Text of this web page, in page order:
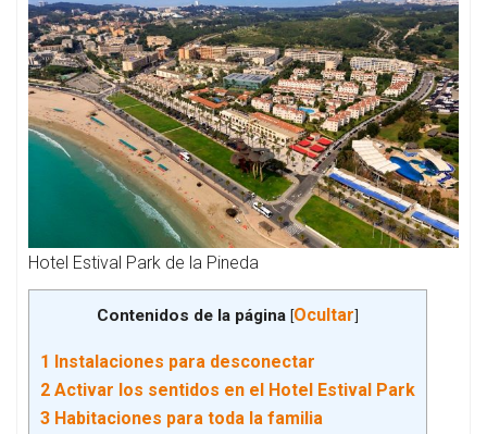
Hotel Estival Park de la Pineda
Contenidos de la página [Ocultar]
1 Instalaciones para desconectar
2 Activar los sentidos en el Hotel Estival Park
3 Habitaciones para toda la familia